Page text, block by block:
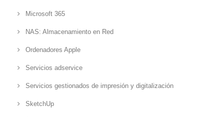
Microsoft 365
NAS: Almacenamiento en Red
Ordenadores Apple
Servicios adservice
Servicios gestionados de impresión y digitalización
SketchUp